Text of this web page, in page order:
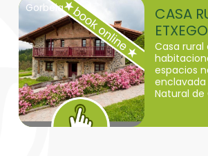
Gorbeia
CASA
Casa rural
espacios
enclavada
Natural de